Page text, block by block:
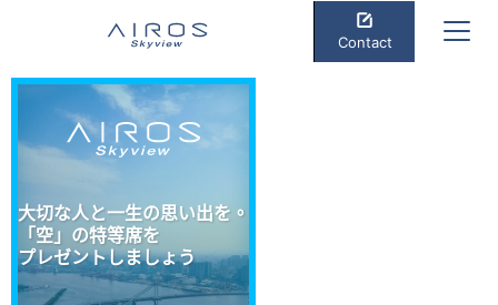
Contact
大切な人と一生の思い出を。
「空」の特等席を
プレゼントしましょう